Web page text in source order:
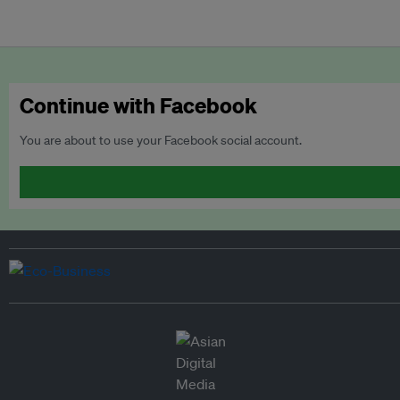
Continue with Facebook
You are about to use your Facebook social account.